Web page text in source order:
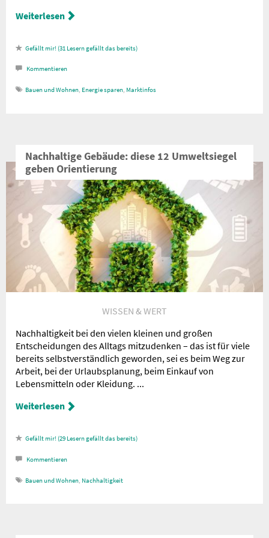
Weiterlesen
31 Lesern gefällt das
Kommentieren
Bauen und Wohnen, Energie sparen, Marktinfos
Nachhaltige Gebäude: diese 12 Umweltsiegel
geben Orientierung
WISSEN & WERT
Nachhaltigkeit bei den vielen kleinen und großen
Entscheidungen des Alltags mitzudenken – das ist für viele
bereits selbstverständlich geworden, sei es beim Weg zur
Arbeit, bei der Urlaubsplanung, beim Einkauf von
Lebensmitteln oder Kleidung. ...
Weiterlesen
29 Lesern gefällt das
Kommentieren
Bauen und Wohnen, Nachhaltigkeit